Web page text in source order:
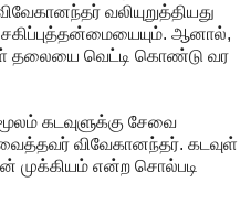
வலியுறுத்தியது
ஆனால்,
தலையை வெட்டி கொண்டு வர
கடவுளுக்கு சேவை
விவேகானந்தர். கடவுள்
முக்கியம் என்ற சொல்படி